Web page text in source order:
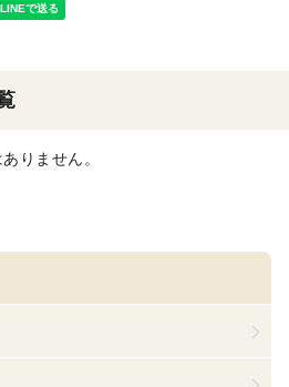
りません。